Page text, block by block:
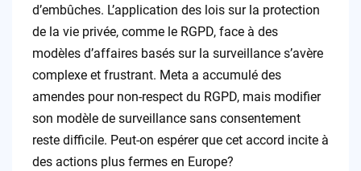
d’embûches. L’application des lois sur la protection
de la vie privée, comme le RGPD, face à des
modèles d’affaires basés sur la surveillance s’avère
complexe et frustrant. Meta a accumulé des
amendes pour non-respect du RGPD, mais modifier
son modèle de surveillance sans consentement
reste difficile. Peut-on espérer que cet accord incite à
des actions plus fermes en Europe?